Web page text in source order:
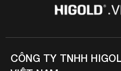
CÔNG TY TNHH